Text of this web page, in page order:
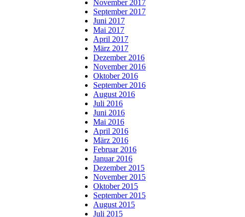
November 2017
September 2017
Juni 2017
Mai 2017
April 2017
März 2017
Dezember 2016
November 2016
Oktober 2016
September 2016
August 2016
Juli 2016
Juni 2016
Mai 2016
April 2016
März 2016
Februar 2016
Januar 2016
Dezember 2015
November 2015
Oktober 2015
September 2015
August 2015
Juli 2015